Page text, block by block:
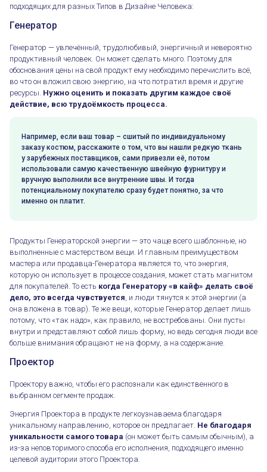
подходящих для разных Типов в Дизайне Человека:
Генератор
Генератор — увлечённый, трудолюбивый, энергичный и невероятно
продуктивный человек. Он может сделать много. Поэтому для
обоснования цены на свой продукт ему необходимо перечислить всё,
во что он вложил свою энергию, на что потратил время и другие
ресурсы. Нужно оценить и показать другим каждое своё
действие, всю трудоёмкость процесса.
Например, если ваш товар – сшитый по индивидуальному
заказу костюм, расскажите о том, что вы нашли редкую ткань
у зарубежных поставщиков, сами привезли её, потом
использовали самую качественную швейную фурнитуру и
вручную выполнили все внутренние швы. И тогда
потенциальному покупателю сразу будет понятно, за что
именно он платит.
Продукты Генераторской энергии — это чаще всего шаблонные, но
выполненные с мастерством вещи. И главным преимуществом
мастера или продавца-Генератора является то, что энергия,
которую он использует в процессе создания, может стать магнитом
для покупателей. То есть когда Генератору «в кайф» делать своё
дело, это всегда чувствуется , и люди тянутся к этой энергии (а
она вложена в товар). Те же вещи, которые Генератор делает лишь
потому, что «так надо», как правило, не востребованы. Они пусты
внутри и представляют собой лишь форму, но ведь сегодня люди все
больше внимания обращают не на форму, а на содержание.
Проектор
Проектору важно, чтобы его распознали как единственного в
выбранном сегменте продаж.
Энергия Проектора в продукте легкоузнаваема благодаря
уникальному направлению, которое он предлагает. Не благодаря
уникальности самого товара (он может быть самым обычным), а
из-за неповторимого способа его исполнения, подходящего именно
целевой аудитории этого Проектора.